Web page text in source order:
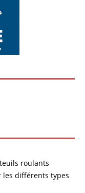
roulants
les différents types